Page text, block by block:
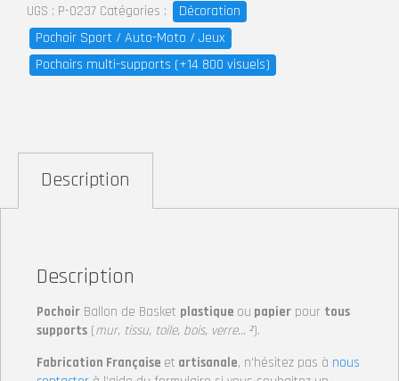
UGS : P-0237 Catégories :
Décoration
Pochoir Sport / Auto-Moto / Jeux
Pochoirs multi-supports (+14 800 visuels)
Description
Description
Pochoir Ballon de Basket plastique ou papier pour tous
supports (mur, tissu, toile, bois, verre… ²).
Fabrication Française et artisanale, n’hésitez pas à nous